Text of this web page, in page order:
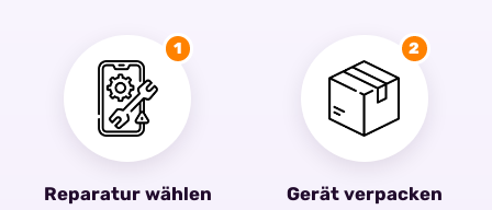
1
Reparatur wählen
2
Gerät verpacken